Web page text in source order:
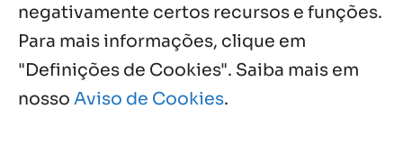
negativamente certos recursos e funções.
Para mais informações, clique em
"Definições de Cookies". Saiba mais em
nosso Aviso de Cookies.
Próximos Eventos
Agosto, 2026